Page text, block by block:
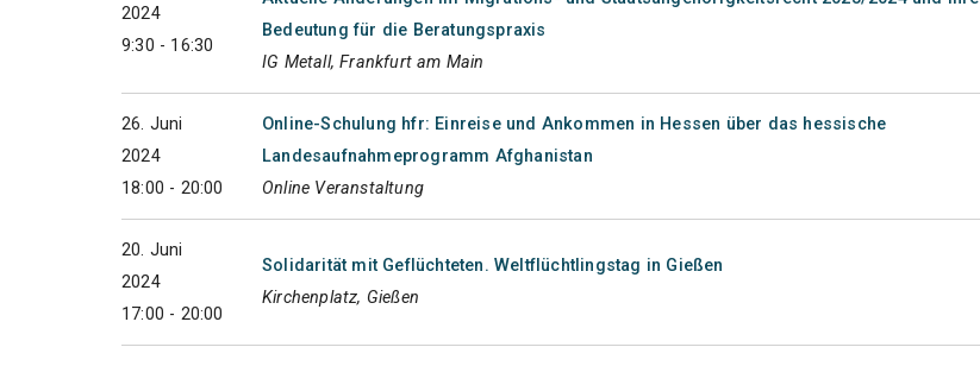
2024
9:30 - 16:30
Bedeutung für die Beratungspraxis
IG Metall, Frankfurt am Main
26. Juni
2024
18:00 - 20:00
Online-Schulung hfr: Einreise und Ankommen in Hessen über das hessische
Landesaufnahmeprogramm Afghanistan
Online Veranstaltung
20. Juni
2024
17:00 - 20:00
Solidarität mit Geflüchteten. Weltflüchtlingstag in Gießen
Kirchenplatz, Gießen